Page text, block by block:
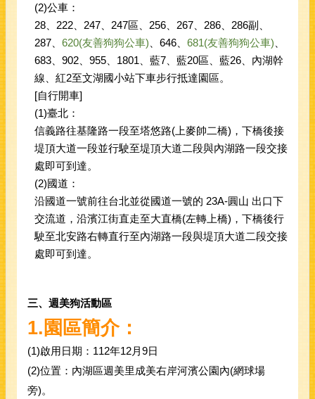
(2)公車：
28、222、247、247區、256、267、286、286副、
287、 620(友善狗狗公車) 、646、 681(友善狗狗公車)
683、902、955、1801、藍7、藍20區、藍26、內湖幹
線、紅2至文湖國小站下車步行抵達園區。
[自行開車]
(1)臺北：
信義路往基隆路一段至塔悠路(上麥帥二橋)，下橋後接
堤頂大道一段並行駛至堤頂大道二段與內湖路一段交接
處即可到達。
(2)國道：
沿國道一號前往台北並從國道一號的 23A-圓山 出口下
交流道，沿濱江街直走至大直橋(左轉上橋)，下橋後行
駛至北安路右轉直行至內湖路一段與堤頂大道二段交接
處即可到達。
三、週美狗活動區
1. 園區簡介：
(1)啟用日期：112年12月9日
(2)位置：內湖區週美里成美右岸河濱公園內(網球場
旁)。